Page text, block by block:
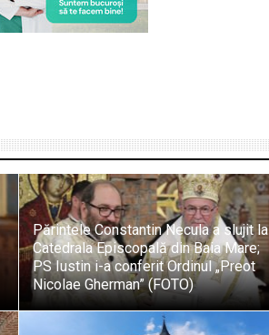
Părintele Constantin Necula a slujit la
Catedrala Episcopală din Baia Mare;
PS Iustin i-a conferit Ordinul „Preot
Nicolae Gherman” (FOTO)